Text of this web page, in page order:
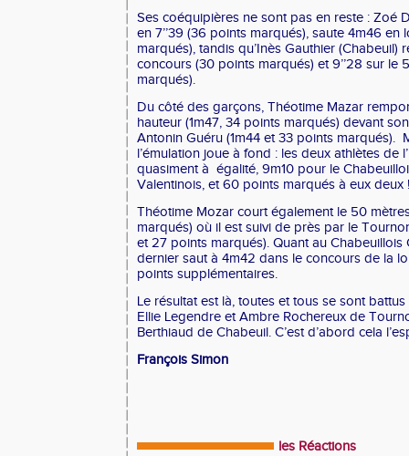
Ses coéquipières ne sont pas en reste : Zoé
en 7’’39 (36 points marqués), saute 4m46
marqués), tandis qu’Inès Gauthier (Chabeuil)
concours (30 points marqués) et 9’’28 sur le
marqués).
Du côté des garçons, Théotime Mazar
hauteur (1m47, 34 points marqués) devant
Antonin Guéru (1m44 et 33 points marqués).
l’émulation joue à fond : les deux athlètes de
quasiment à égalité, 9m10 pour le
Valentinois, et 60 points marqués à eux deux !
Théotime Mozar court également le 50
marqués) où il est suivi de près par le
et 27 points marqués). Quant au Chabeuillois
dernier saut à 4m42 dans le concours de la
points supplémentaires.
Le résultat est là, toutes et tous se sont
Ellie Legendre et Ambre Rochereux de
Berthiaud de Chabeuil. C’est d’abord cela
François Simon
les Réactions